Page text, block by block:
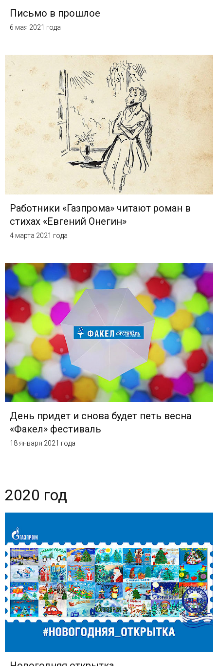
Письмо в прошлое
6 мая 2021 года
Работники «Газпрома» читают роман в
стихах «Евгений Онегин»
4 марта 2021 года
День придет и снова будет петь весна
«Факел» фестиваль
18 января 2021 года
2020 год